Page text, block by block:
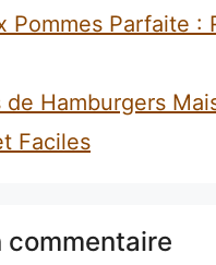
Pommes Parfaite :
de Hamburgers
Faciles
commentaire